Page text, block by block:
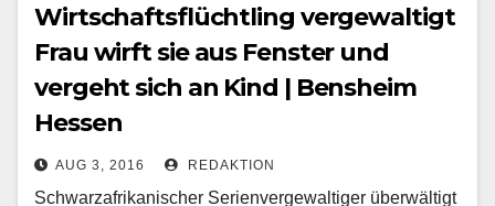
Wirtschaftsflüchtling vergewaltigt
Frau wirft sie aus Fenster und
vergeht sich an Kind | Bensheim
Hessen
AUG 3, 2016 REDAKTION
Schwarzafrikanischer Serienvergewaltiger überwältigt